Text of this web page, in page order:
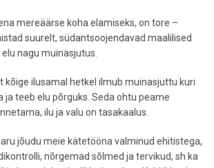
mereäärse koha elamiseks, on tore –
suurelt, südantsoojendavad maalilised
nagu muinasjutus.
kõige ilusamal hetkel ilmub muinasjuttu kuri
ja teeb elu põrguks. Seda ohtu peame
ilu ja valu on tasakaalus.
jõudu meie kätetööna valminud ehitistega,
nõrgemad sõlmed ja tervikud, sh ka